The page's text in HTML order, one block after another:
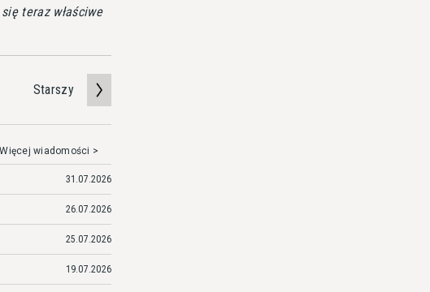
teraz właściwe
Starszy
Więcej wiadomości >
31.07.2026
26.07.2026
25.07.2026
19.07.2026